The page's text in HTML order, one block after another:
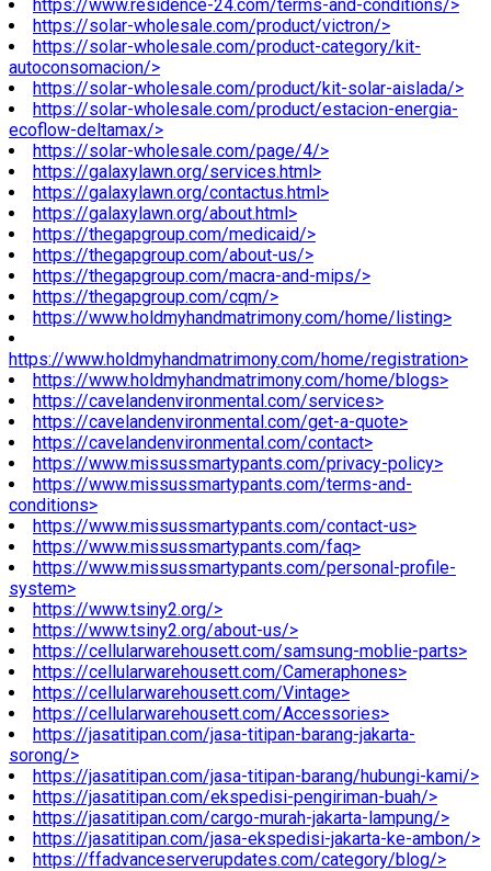
https://www.residence-24.com/terms-and-conditions/>
https://solar-wholesale.com/product/victron/>
https://solar-wholesale.com/product-category/kit-
autoconsomacion/>
https://solar-wholesale.com/product/kit-solar-aislada/>
https://solar-wholesale.com/product/estacion-energia-
ecoflow-deltamax/>
https://solar-wholesale.com/page/4/>
https://galaxylawn.org/services.html>
https://galaxylawn.org/contactus.html>
https://galaxylawn.org/about.html>
https://thegapgroup.com/medicaid/>
https://thegapgroup.com/about-us/>
https://thegapgroup.com/macra-and-mips/>
https://thegapgroup.com/cqm/>
https://www.holdmyhandmatrimony.com/home/listing>
https://www.holdmyhandmatrimony.com/home/registration>
https://www.holdmyhandmatrimony.com/home/blogs>
https://cavelandenvironmental.com/services>
https://cavelandenvironmental.com/get-a-quote>
https://cavelandenvironmental.com/contact>
https://www.missussmartypants.com/privacy-policy>
https://www.missussmartypants.com/terms-and-
conditions>
https://www.missussmartypants.com/contact-us>
https://www.missussmartypants.com/faq>
https://www.missussmartypants.com/personal-profile-
system>
https://www.tsiny2.org/>
https://www.tsiny2.org/about-us/>
https://cellularwarehousett.com/samsung-moblie-parts>
https://cellularwarehousett.com/Cameraphones>
https://cellularwarehousett.com/Vintage>
https://cellularwarehousett.com/Accessories>
https://jasatitipan.com/jasa-titipan-barang-jakarta-
sorong/>
https://jasatitipan.com/jasa-titipan-barang/hubungi-kami/>
https://jasatitipan.com/ekspedisi-pengiriman-buah/>
https://jasatitipan.com/cargo-murah-jakarta-lampung/>
https://jasatitipan.com/jasa-ekspedisi-jakarta-ke-ambon/>
https://ffadvanceserverupdates.com/category/blog/>